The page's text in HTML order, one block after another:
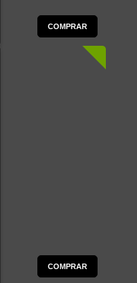
COMPRAR
COMPRAR